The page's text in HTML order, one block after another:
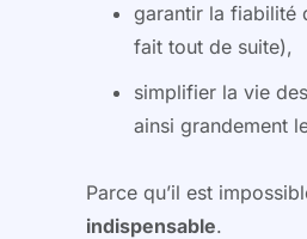
garantir la fiabilité
fait tout de suite),
simplifier la vie
ainsi grandement
Parce qu’il est
indispensable.